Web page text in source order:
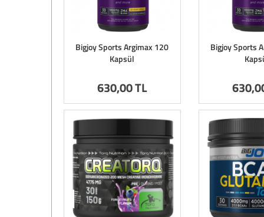
Bigjoy Sports Argimax 120
Kapsül
630,00 TL
Bigjoy Sports
630